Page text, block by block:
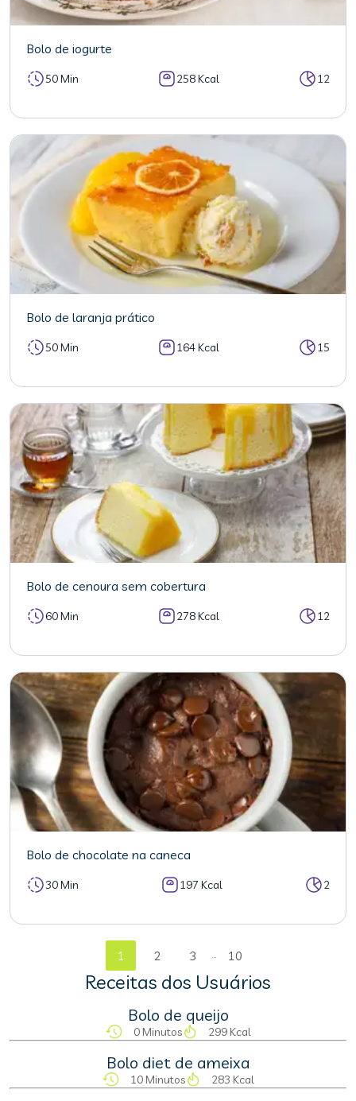
Bolo de iogurte
50 Min 258 Kcal 12
Bolo de laranja prático
50 Min 164 Kcal 15
Bolo de cenoura sem cobertura
60 Min 278 Kcal 12
Bolo de chocolate na caneca
30 Min 197 Kcal 2
1 2 3 ... 10
Receitas dos Usuários
Bolo de queijo
0 Minutos 299 Kcal
Bolo diet de ameixa
10 Minutos 283 Kcal